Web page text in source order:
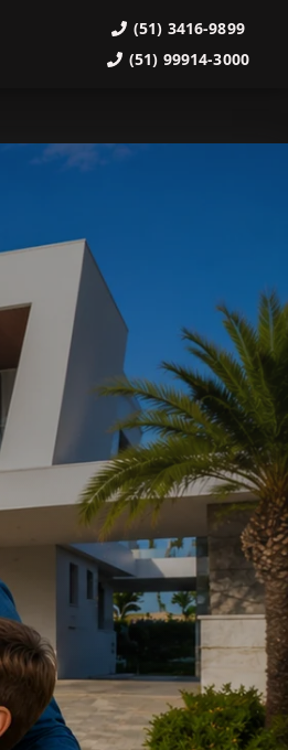
(51) 3416-9899
(51) 99914-3000